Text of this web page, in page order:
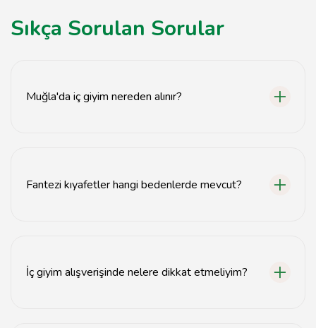
Sıkça Sorulan Sorular
Muğla'da iç giyim nereden alınır?
Fantezi kıyafetler hangi bedenlerde mevcut?
İç giyim alışverişinde nelere dikkat etmeliyim?